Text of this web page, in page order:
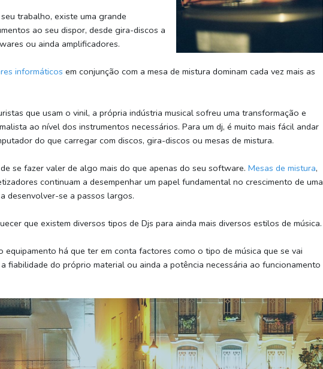
trabalho, existe uma grande
ao seu dispor, desde gira-discos a
ou ainda amplificadores.
informáticos em conjunção com a mesa de mistura dominam cada vez mais as
que usam o vinil, a própria indústria musical sofreu uma transformação e
ao nível dos instrumentos necessários. Para um dj, é muito mais fácil andar
do que carregar com discos, gira-discos ou mesas de mistura.
se fazer valer de algo mais do que apenas do seu software. Mesas de mistura,
continuam a desempenhar um papel fundamental no crescimento de uma
desenvolver-se a passos largos.
que existem diversos tipos de Djs para ainda mais diversos estilos de música.
equipamento há que ter em conta factores como o tipo de música que se vai
fiabilidade do próprio material ou ainda a potência necessária ao funcionamento